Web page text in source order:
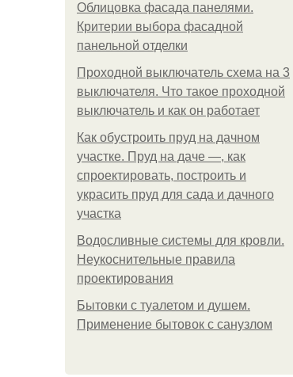
Облицовка фасада панелями.
Критерии выбора фасадной
панельной отделки
Проходной выключатель схема на 3
выключателя. Что такое проходной
выключатель и как он работает
Как обустроить пруд на дачном
участке. Пруд на даче —, как
спроектировать, построить и
украсить пруд для сада и дачного
участка
Водосливные системы для кровли.
Неукоснительные правила
проектирования
Бытовки с туалетом и душем.
Применение бытовок с санузлом